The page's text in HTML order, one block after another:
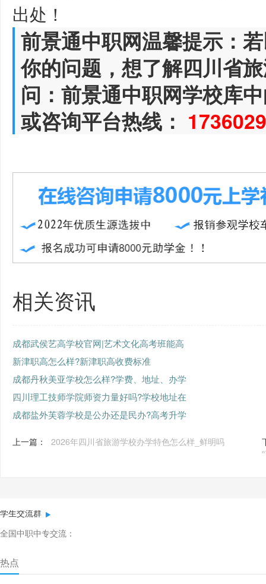
出处！
前景通中职网温馨提示：
你的问题，想了解四川省
问：前景通中职网学校库
或咨询平台热线：
相关资讯
成都武侯艺高学校官网|艺术文化高考班能高
新津职高怎么样?新津职高收费标准
成都丹秋美亚学校怎么样?学费、地址、办学
四川理工技师学院师资力量好吗?学校地址在
成都盐外芙蓉学校是公办还是民办?高考升学
上一篇： 2026年四川省旅游学校办学特色怎么样_鲜明吗
学生交流群
全国中职中专交流：
热点